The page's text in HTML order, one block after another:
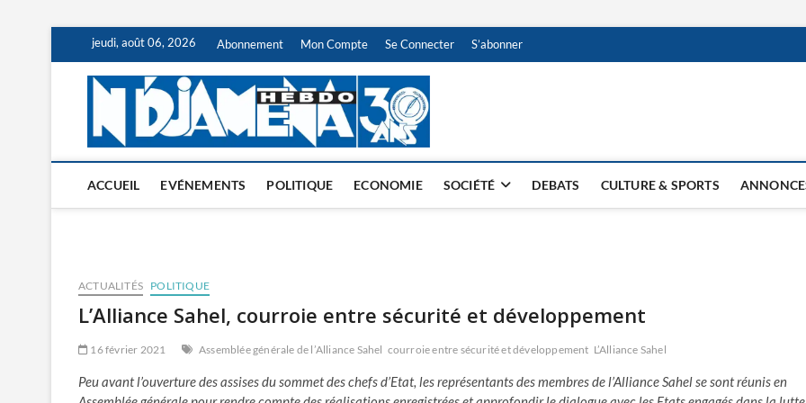
content
jeudi, août 06, 2026 Abonnement Mon Compte Se Connecter S’abonner
NDJAMENA HEBDO
ACCUEIL EVÉNEMENTS POLITIQUE ECONOMIE SOCIÉTÉ DEBATS CULTURE & SPORTS
ACTUALITÉS POLITIQUE
L’Alliance Sahel, courroie entre sécurité et développement
16 février 2021 Assemblée générale de l’Alliance Sahel courroie entre sécurité et développement L’Alliance Sahel
Peu avant l’ouverture des assises du sommet des chefs d’Etat, les représentants des membres de l’Alliance Sahel se sont réunis en